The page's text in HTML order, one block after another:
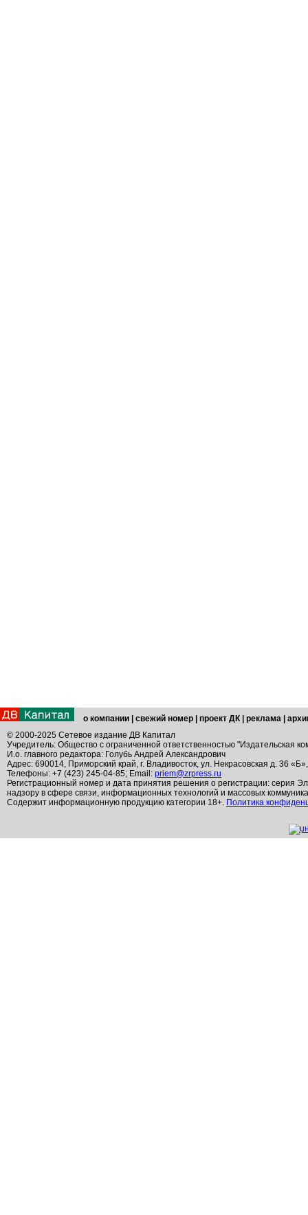
о компании свежий номер проект ДК реклама
© 2000-2025 Сетевое издание ДВ Капитал
Учредитель: Общество с ограниченной ответственностью "Издательская
И.о. главного редактора: Голубь Андрей Александрович
Адрес: 690014, Приморский край, г. Владивосток, ул. Некрасовская д. 36
Телефоны: +7 (423) 245-04-85; Email: priem@zrpress.ru
Регистрационный номер и дата принятия решения о регистрации: серия
надзору в сфере связи, информационных технологий и массовых
Содержит информационную продукцию категории 18+. Политика